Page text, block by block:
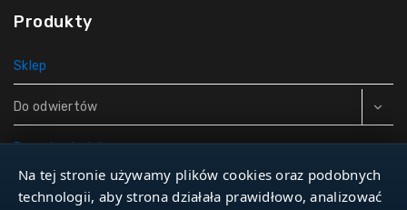
Produkty
Sklep
Do odwiertów
Rury do studni
Zbiorniki hydroforowe
Na tej stronie używamy plików cookies oraz podobnych
technologii, aby strona działała prawidłowo, analizować